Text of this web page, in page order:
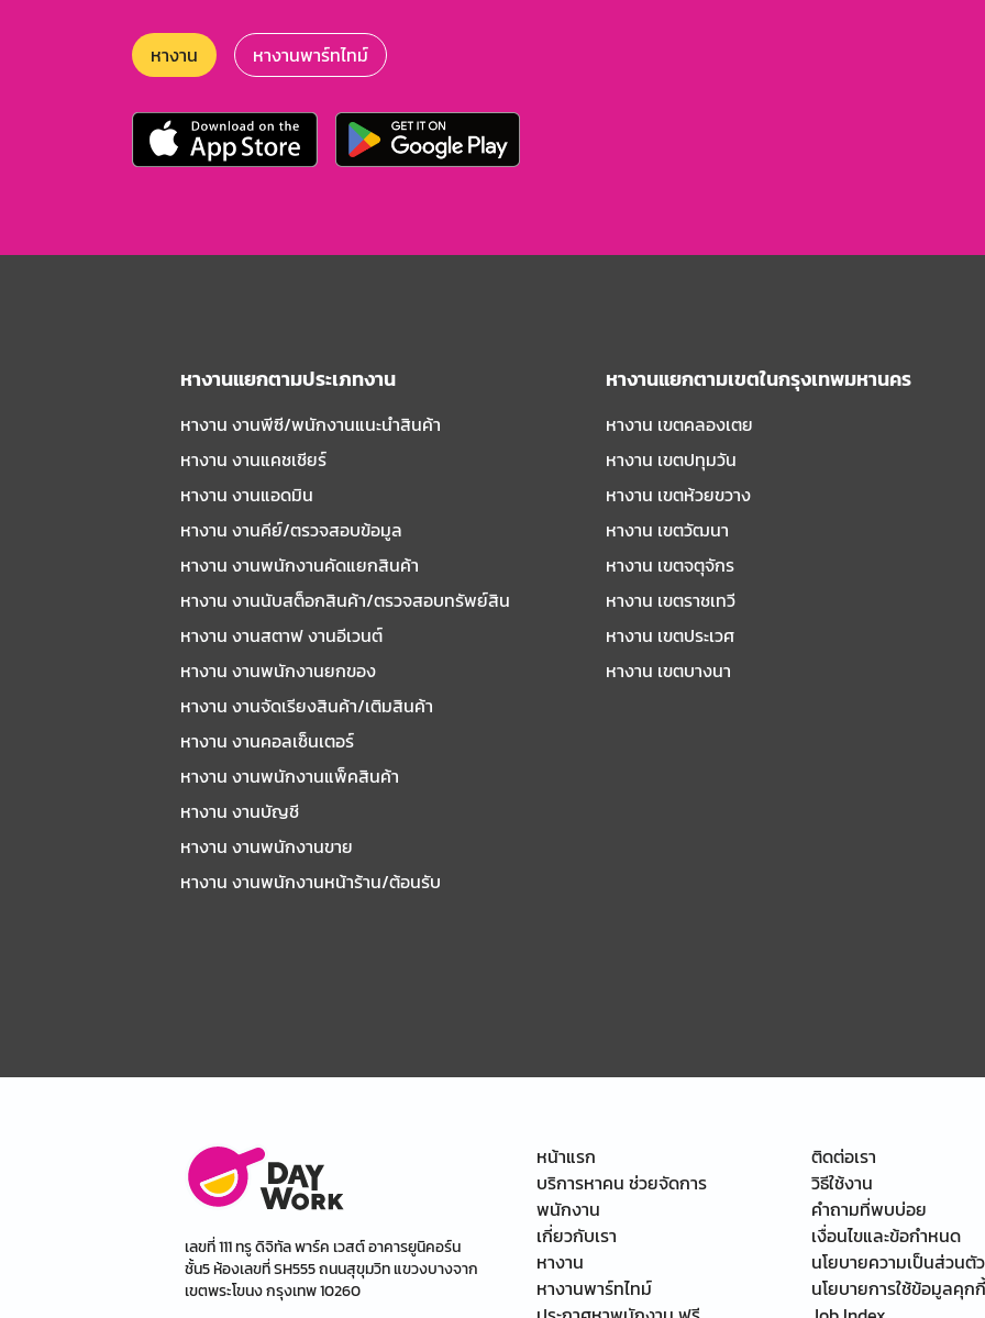
หางาน หางานพาร์ทไทม์
หางานแยกตามประเภทงาน
หางาน งานพีซี/พนักงานแนะนําสินค้า
หางาน งานแคชเชียร์
หางาน งานแอดมิน
หางาน งานคีย์/ตรวจสอบข้อมูล
หางาน งานพนักงานคัดแยกสินค้า
หางาน งานนับสต็อกสินค้า/ตรวจสอบทรัพย์สิน
หางาน งานสตาฟ งานอีเวนต์
หางาน งานพนักงานยกของ
หางาน งานจัดเรียงสินค้า/เติมสินค้า
หางาน งานคอลเซ็นเตอร์
หางาน งานพนักงานแพ็คสินค้า
หางาน งานบัญชี
หางาน งานพนักงานขาย
หางาน งานพนักงานหน้าร้าน/ต้อนรับ
หางานแยกตามเขตในกรุงเทพมหานคร
หางาน เขตคลองเตย
หางาน เขตปทุมวัน
หางาน เขตห้วยขวาง
หางาน เขตวัฒนา
หางาน เขตจตุจักร
หางาน เขตราชเทวี
หางาน เขตประเวศ
หางาน เขตบางนา
เลขที่ 111 ทรู ดิจิทัล พาร์ค เวสต์ อาคารยูนิคอร์น
ชั้น5 ห้องเลขที่ SH555 ถนนสุขุมวิท แขวงบางจาก
เขตพระโขนง กรุงเทพ 10260
หน้าแรก
บริการหาคน ช่วยจัดการ
พนักงาน
เกี่ยวกับเรา
หางาน
หางานพาร์ทไทม์
ติดต่อเรา
วิธีใช้งาน
คำถามที่พบบ่อย
เงื่อนไขและข้อกำหนด
นโยบายความเป็นส่วนตัว
นโยบายการใช้ข้อมูลคุกกี้